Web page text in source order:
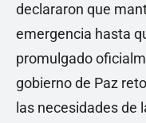
declararon que
emergencia hasta
promulgado
gobierno de Paz
las necesidades de